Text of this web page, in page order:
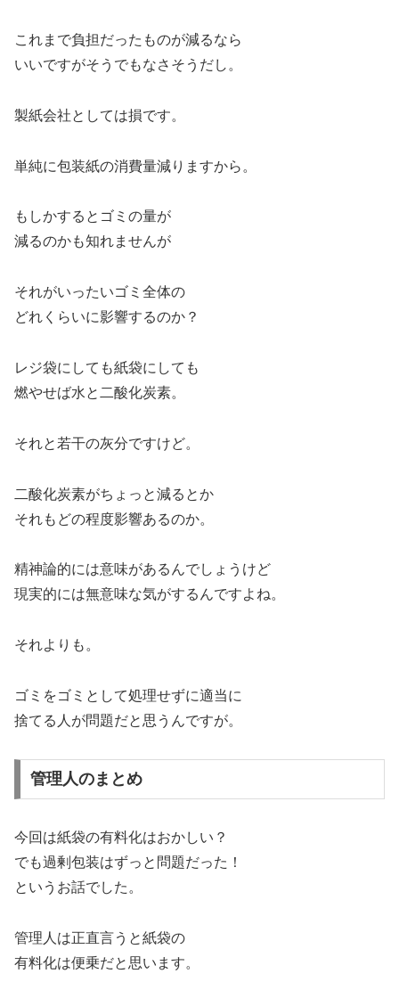
これまで負担だったものが減るなら
いいですがそうでもなさそうだし。
製紙会社としては損です。
単純に包装紙の消費量減りますから。
もしかするとゴミの量が
減るのかも知れませんが
それがいったいゴミ全体の
どれくらいに影響するのか？
レジ袋にしても紙袋にしても
燃やせば水と二酸化炭素。
それと若干の灰分ですけど。
二酸化炭素がちょっと減るとか
それもどの程度影響あるのか。
精神論的には意味があるんでしょうけど
現実的には無意味な気がするんですよね。
それよりも。
ゴミをゴミとして処理せずに適当に
捨てる人が問題だと思うんですが。
管理人のまとめ
今回は紙袋の有料化はおかしい？
でも過剰包装はずっと問題だった！
というお話でした。
管理人は正直言うと紙袋の
有料化は便乗だと思います。